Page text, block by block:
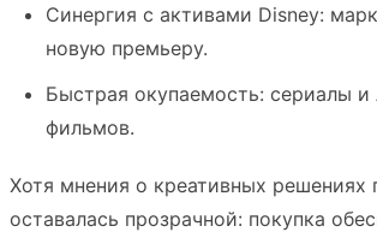
Синергия с активами Disney:
новую премьеру.
Быстрая окупаемость: сериалы
фильмов.
Хотя мнения о креативных решениях
оставалась прозрачной: покупка